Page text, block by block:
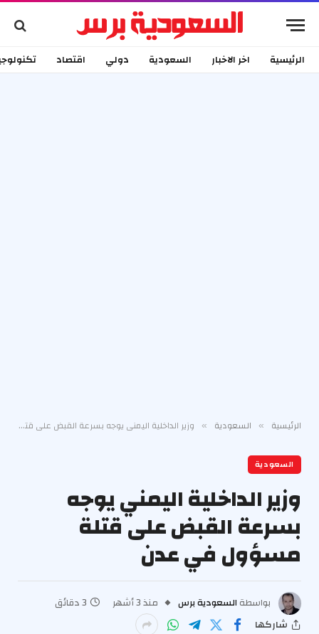
الرئيسية اخر الاخبار السعودية دولي اقتصاد
الرئيسية » السعودية » وزير الداخلية اليمني يوجه بسرعة القبض على قتلة مسؤول في عدن
السعودية
وزير الداخلية اليمني يوجه
بسرعة القبض على قتلة
مسؤول في عدن
بواسطة السعودية برس منذ 3 أشهر
3 دقائق
شاركها